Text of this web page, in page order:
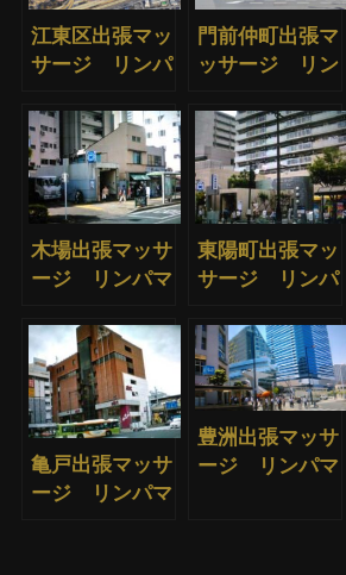
江東区出張マッ
サージ リンパ
門前仲町出張マ
ッサージ リン
木場出張マッサ
ージ リンパマ
東陽町出張マッ
サージ リンパ
亀戸出張マッサ
ージ リンパマ
豊洲出張マッサ
ージ リンパマ